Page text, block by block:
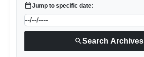
calendar_todayJump to specific date:
searchSearch Archives